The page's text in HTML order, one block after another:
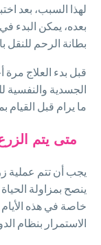
لهذا السبب، بعد
بعده، يمكن البدء
بطانة الرحم للنقل
الجسدية
ما يرام قبل القيام
متى يتم
ينصح بمزاولة
خاصة في هذه الأيام
الاستمرار بنظام